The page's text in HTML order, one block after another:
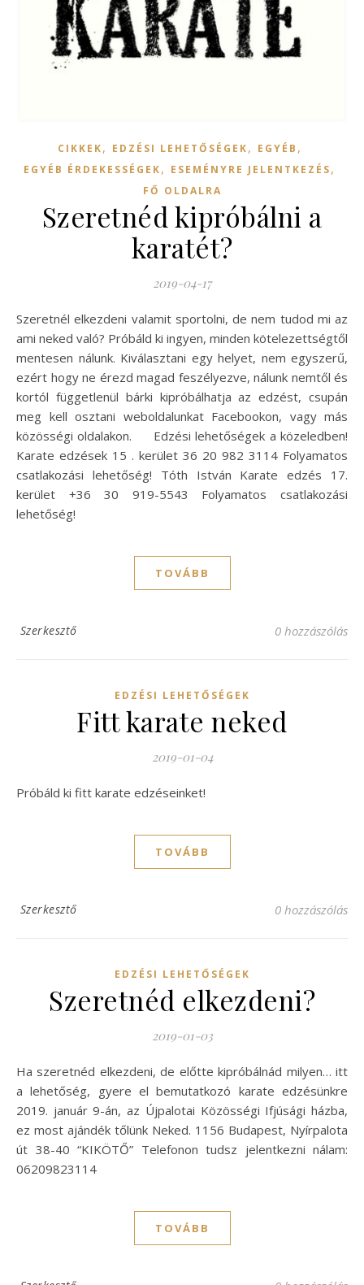
CIKKEK, EDZÉSI LEHETŐSÉGEK, EGYÉB ,
EGYÉB ÉRDEKESSÉGEK, ESEMÉNYRE JELENTKEZÉS,
FŐ OLDALRA
Szeretnéd kipróbálni a
karatét?
2019-04-17
Szeretnél elkezdeni valamit sportolni, de nem tudod mi az
ami neked való? Próbáld ki ingyen, minden kötelezettségtől
mentesen nálunk. Kiválasztani egy helyet, nem egyszerű,
ezért hogy ne érezd magad feszélyezve, nálunk nemtől és
kortól függetlenül bárki kipróbálhatja az edzést, csupán
meg kell osztani weboldalunkat Facebookon, vagy más
közösségi oldalakon. Edzési lehetőségek a közeledben!
Karate edzések 15 . kerület 36 20 982 3114 Folyamatos
csatlakozási lehetőség! Tóth István Karate edzés 17.
kerület +36 30 919-5543 Folyamatos csatlakozási
lehetőség!
TOVÁBB
Szerkesztő 0 hozzászólás
EDZÉSI LEHETŐSÉGEK
Fitt karate neked
2019-01-04
Próbáld ki fitt karate edzéseinket!
TOVÁBB
Szerkesztő 0 hozzászólás
EDZÉSI LEHETŐSÉGEK
Szeretnéd elkezdeni?
2019-01-03
Ha szeretnéd elkezdeni, de előtte kipróbálnád milyen… itt
a lehetőség, gyere el bemutatkozó karate edzésünkre
2019. január 9-án, az Újpalotai Közösségi Ifjúsági házba,
ez most ajándék tőlünk Neked. 1156 Budapest, Nyírpalota
út 38-40 “KIKÖTŐ” Telefonon tudsz jelentkezni nálam:
06209823114
TOVÁBB